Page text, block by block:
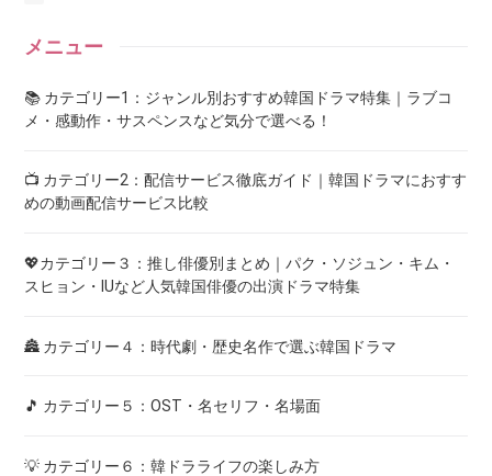
メニュー
📚 カテゴリー1：ジャンル別おすすめ韓国ドラマ特集｜ラブコ
メ・感動作・サスペンスなど気分で選べる！
📺 カテゴリー2：配信サービス徹底ガイド｜韓国ドラマにおすす
めの動画配信サービス比較
💖カテゴリー３：推し俳優別まとめ｜パク・ソジュン・キム・
スヒョン・IUなど人気韓国俳優の出演ドラマ特集
🏯 カテゴリー４：時代劇・歴史名作で選ぶ韓国ドラマ
🎵 カテゴリー５：OST・名セリフ・名場面
💡 カテゴリー６：韓ドラライフの楽しみ方